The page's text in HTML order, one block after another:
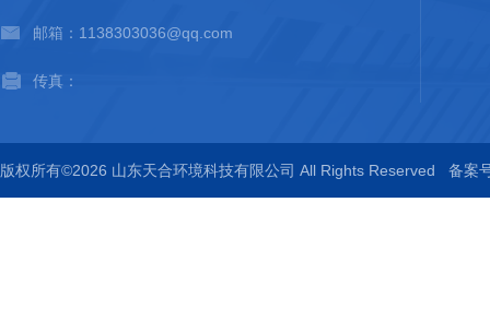
邮箱：1138303036@qq.com
传真：
版权所有©2026 山东天合环境科技有限公司 All Rights Reserved 备案